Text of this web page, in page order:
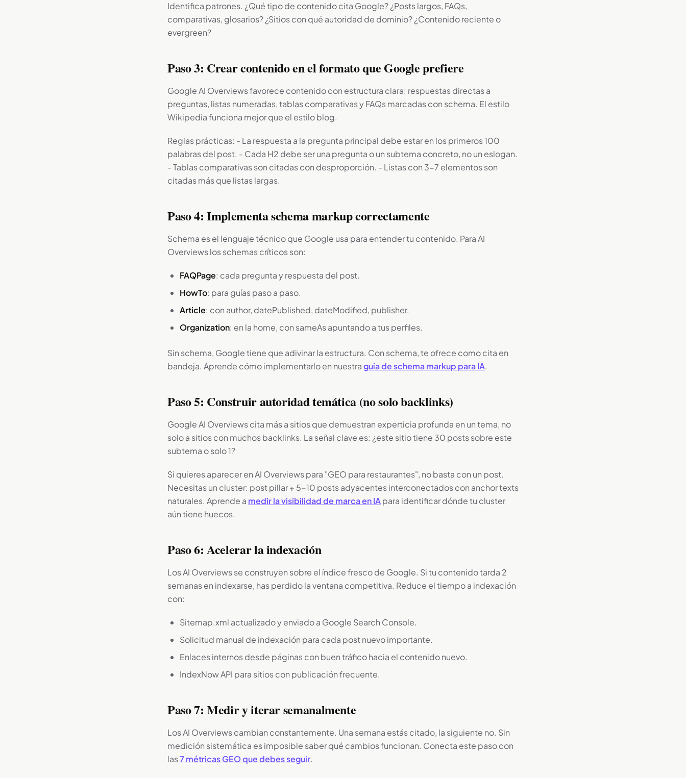
Identifica patrones. ¿Qué tipo de contenido cita Google? ¿Posts largos, FAQs,
comparativas, glosarios? ¿Sitios con qué autoridad de dominio? ¿Contenido reciente o
evergreen?
Paso 3: Crear contenido en el formato que Google prefiere
Google AI Overviews favorece contenido con estructura clara: respuestas directas a
preguntas, listas numeradas, tablas comparativas y FAQs marcadas con schema. El estilo
Wikipedia funciona mejor que el estilo blog.
Reglas prácticas: - La respuesta a la pregunta principal debe estar en los primeros 100
palabras del post. - Cada H2 debe ser una pregunta o un subtema concreto, no un eslogan.
- Tablas comparativas son citadas con desproporción. - Listas con 3-7 elementos son
citadas más que listas largas.
Paso 4: Implementa schema markup correctamente
Schema es el lenguaje técnico que Google usa para entender tu contenido. Para AI
Overviews los schemas críticos son:
FAQPage: cada pregunta y respuesta del post.
HowTo: para guías paso a paso.
Article: con author, datePublished, dateModified, publisher.
Organization: en la home, con sameAs apuntando a tus perfiles.
Sin schema, Google tiene que adivinar la estructura. Con schema, te ofrece como cita en
bandeja. Aprende cómo implementarlo en nuestraguía de schema markup para IA.
Paso 5: Construir autoridad temática (no solo backlinks)
Google AI Overviews cita más a sitios que demuestran experticia profunda en un tema, no
solo a sitios con muchos backlinks. La señal clave es: ¿este sitio tiene 30 posts sobre este
subtema o solo 1?
Si quieres aparecer en AI Overviews para "GEO para restaurantes", no basta con un post.
Necesitas un cluster: post pillar + 5-10 posts adyacentes interconectados con anchor texts
naturales. Aprende a medir la visibilidad de marca en IApara identificar dónde tu cluster
aún tiene huecos.
Paso 6: Acelerar la indexación
Los AI Overviews se construyen sobre el índice fresco de Google. Si tu contenido tarda 2
semanas en indexarse, has perdido la ventana competitiva. Reduce el tiempo a indexación
con:
Sitemap.xml actualizado y enviado a Google Search Console.
Solicitud manual de indexación para cada post nuevo importante.
Enlaces internos desde páginas con buen tráfico hacia el contenido nuevo.
IndexNow API para sitios con publicación frecuente.
Paso 7: Medir y iterar semanalmente
Los AI Overviews cambian constantemente. Una semana estás citado, la siguiente no. Sin
medición sistemática es imposible saber qué cambios funcionan. Conecta este paso con
las7 métricas GEO que debes seguir.